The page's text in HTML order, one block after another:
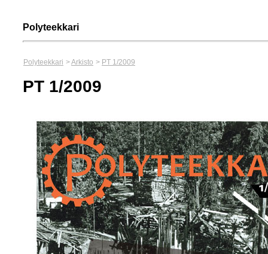
Polyteekkari
Polyteekkari >Arkisto > PT 1/2009
PT 1/2009